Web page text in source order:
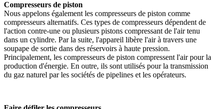
Compresseurs de piston
Nous appelons également les compresseurs de piston comme
compresseurs alternatifs. Ces types de compresseurs dépendent de
l'action contre-une ou plusieurs pistons compressant de l'air tenu
dans un cylindre. Par la suite, l'appareil libère l'air à travers une
soupape de sortie dans des réservoirs à haute pression.
Principalement, les compresseurs de piston compressent l'air pour la
production d'énergie. En outre, ils sont utilisés pour la transmission
du gaz naturel par les sociétés de pipelines et les opérateurs.